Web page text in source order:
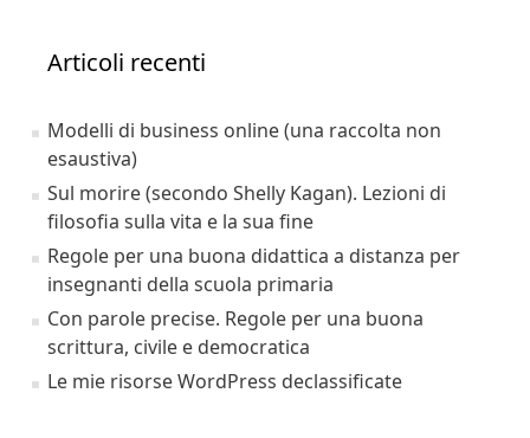
Articoli recenti
Modelli di business online (una raccolta non
esaustiva)
Sul morire (secondo Shelly Kagan). Lezioni di
filosofia sulla vita e la sua fine
Regole per una buona didattica a distanza per
insegnanti della scuola primaria
Con parole precise. Regole per una buona
scrittura, civile e democratica
Le mie risorse WordPress declassificate